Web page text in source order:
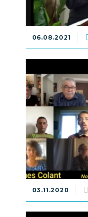
06.08.2021
03.11.2020